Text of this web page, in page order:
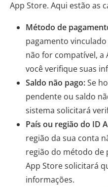
App Store. Aqui estão as
Método de
pagamento
não for compatível, a
você verifique suas
Saldo não pago:Se
pendente ou saldo
sistema solicitará
País ou região do ID
região da sua conta
região do método de
App Store solicitará
informações.